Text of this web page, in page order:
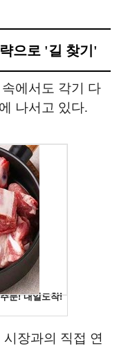
으로 '길 찾기'
에서도 각기 다
나서고 있다.
장과의 직접 연